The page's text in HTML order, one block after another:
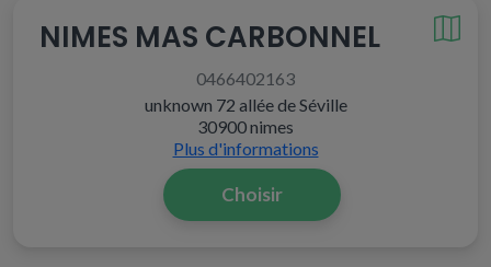
NIMES MAS CARBONNEL
0466402163
unknown 72 allée de Séville
30900 nimes
Plus d'informations
Choisir